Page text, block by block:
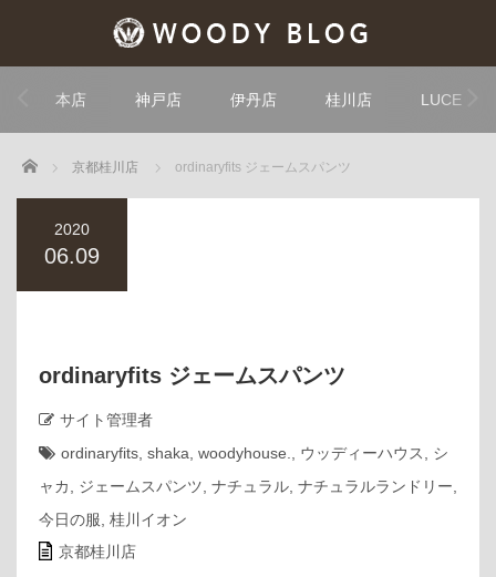
本店 神戸店 伊丹店 桂川店 LUCE
Home 京都桂川店 ordinaryfits ジェームスパンツ
2020
06.09
ordinaryfits ジェームスパンツ
サイト管理者
ordinaryfits shaka woodyhouse. ウッディーハウス
シ
ャカ
ジェームスパンツ ナチュラル ナチュラルランドリー
今日の服 桂川イオン
京都桂川店